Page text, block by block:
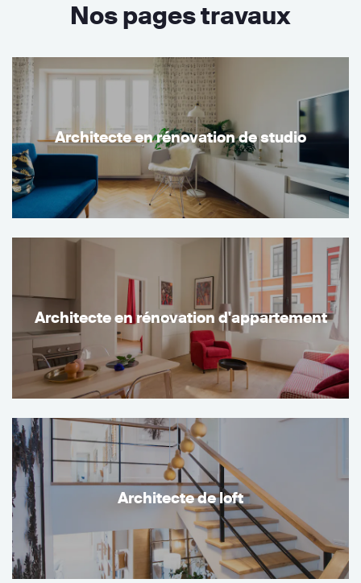
Nos pages travaux
Architecte en rénovation de studio
Architecte en rénovation d'appartement
Architecte de loft